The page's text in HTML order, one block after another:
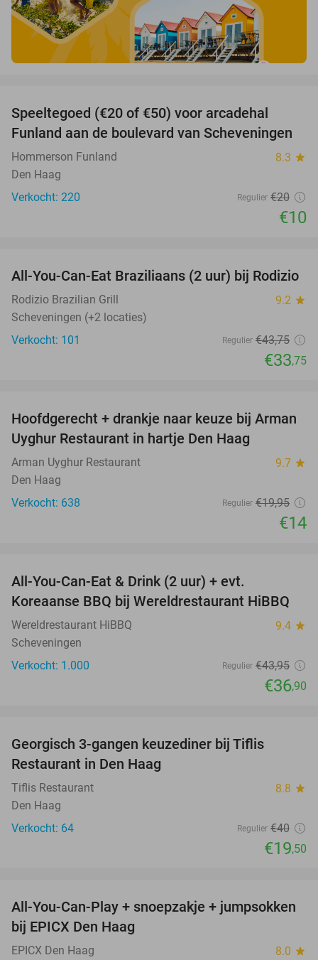
Speeltegoed (€20 of €50) voor arcadehal
Funland aan de boulevard van Scheveningen
Hommerson Funland 8.3 star
Den Haag
Verkocht: 220
Regulier €20
€10
23%
All-You-Can-Eat Braziliaans (2 uur) bij Rodizio
Rodizio Brazilian Grill 9.2 star
Scheveningen (+2 locaties)
Verkocht: 101
Regulier €43,75
€33,75
30%
Hoofdgerecht + drankje naar keuze bij Arman
Uyghur Restaurant in hartje Den Haag
Arman Uyghur Restaurant 9.7 star
Den Haag
Verkocht: 638
Regulier €19,95
€14
All-You-Can-Eat & Drink (2 uur) + evt.
Koreaanse BBQ bij Wereldrestaurant HiBBQ
Wereldrestaurant HiBBQ 9.4 star
Scheveningen
Verkocht: 1.000
Regulier €43,95
€36,90
Georgisch 3-gangen keuzediner bij Tiflis
Restaurant in Den Haag
Tiflis Restaurant 8.8 star
Den Haag
Verkocht: 64
Regulier €40
€19,50
40%
All-You-Can-Play + snoepzakje + jumpsokken
bij EPICX Den Haag
EPICX Den Haag 8.0 star